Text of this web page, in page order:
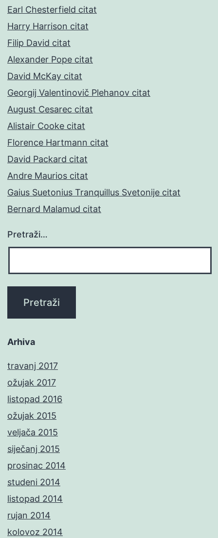
Earl Chesterfield citat
Harry Harrison citat
Filip David citat
Alexander Pope citat
David McKay citat
Georgij Valentinovič Plehanov citat
August Cesarec citat
Alistair Cooke citat
Florence Hartmann citat
David Packard citat
Andre Maurios citat
Gaius Suetonius Tranquillus Svetonije citat
Bernard Malamud citat
Pretraži…
Arhiva
travanj 2017
ožujak 2017
listopad 2016
ožujak 2015
veljača 2015
siječanj 2015
prosinac 2014
studeni 2014
listopad 2014
rujan 2014
kolovoz 2014